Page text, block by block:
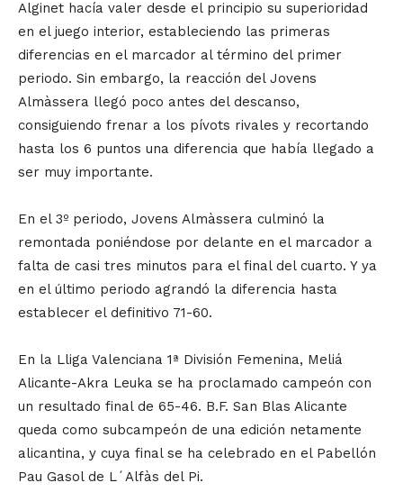
Alginet hacía valer desde el principio su superioridad
en el juego interior, estableciendo las primeras
diferencias en el marcador al término del primer
periodo. Sin embargo, la reacción del Jovens
Almàssera llegó poco antes del descanso,
consiguiendo frenar a los pívots rivales y recortando
hasta los 6 puntos una diferencia que había llegado a
ser muy importante.
En el 3º periodo, Jovens Almàssera culminó la
remontada poniéndose por delante en el marcador a
falta de casi tres minutos para el final del cuarto. Y ya
en el último periodo agrandó la diferencia hasta
establecer el definitivo 71-60.
En la Lliga Valenciana 1ª División Femenina, Meliá
Alicante-Akra Leuka se ha proclamado campeón con
un resultado final de 65-46. B.F. San Blas Alicante
queda como subcampeón de una edición netamente
alicantina, y cuya final se ha celebrado en el Pabellón
Pau Gasol de L´Alfàs del Pi.